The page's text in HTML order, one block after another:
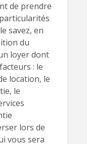
de prendre
savez, en
du
loyer dont
: le
location, le
le
lors de
vous sera